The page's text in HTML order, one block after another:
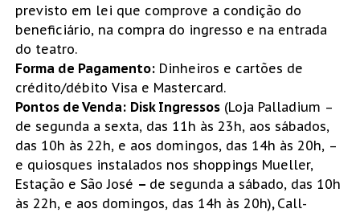
previsto em lei que comprove a condição do
beneficiário, na compra do ingresso e na entrada
do teatro.
Forma de Pagamento:Dinheiros e cartões de
crédito/débito Visa e Mastercard.
Pontos de Venda: Disk Ingressos(Loja Palladium –
de segunda a sexta, das 11h às 23h, aos sábados,
das 10h às 22h, e aos domingos, das 14h às 20h, –
e quiosques instalados nos shoppings Mueller,
Estação e São José – de segunda a sábado, das 10h
às 22h, e aos domingos, das 14h às 20h), Call-